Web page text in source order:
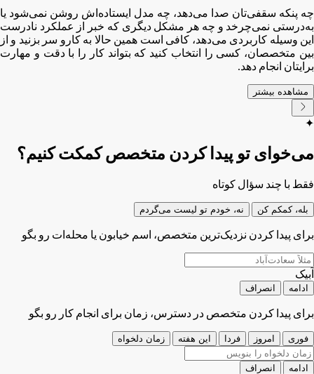
چه پنکه سقفی‌تان صدا می‌دهد، چه مدل ایستاده‌اش روشن نمی‌شود یا
به‌درستی نمی‌چرخد و چه هر مشکل دیگری که خبر از عملکرد نادرست
این وسیله کاربردی می‌دهد، کافی ا‌ست همین حالا به کارو سر بزنید و از
بین متخصصان، کسی را انتخاب کنید که بتواند کار را با دقت و مهارت
برایتان انجام دهد.
مشاهده بیشتر
✦
می‌خوای تو پیدا کردن متخصص کمکت کنیم؟
فقط با چند سؤال کوتاه
بله، کمکم کن نه، خودم تو لیست می‌گردم
برای پیدا کردن نزدیک‌ترین متخصص، اسم خیابون یا محله‌ات رو بگو
آبیک
ادامه انصراف
برای پیدا کردن متخصص در دسترس، زمان برای انجام کار رو بگو
فوری امروز فردا این هفته زمان دلخواه
ادامه انصراف